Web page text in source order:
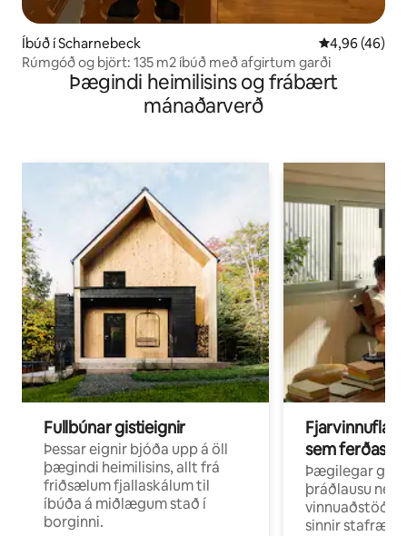
Íbúð í Scharnebeck 4,96 af 5 í
4,96 (46)
Rúmgóð og björt: 135 m2 íbúð með afgirtum garði
Þægindi heimilisins og frábært
mánaðarverð
Fullbúnar gistieignir
Þessar eignir bjóða upp á öll
þægindi heimilisins, allt frá
friðsælum fjallaskálum til
íbúða á miðlægum stað í
borginni.
sem ferðast
Þægilegar
þráðlausu neti
vinnuaðstöðu
sinnir